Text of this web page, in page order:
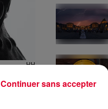
HH
Continuer sans accepter